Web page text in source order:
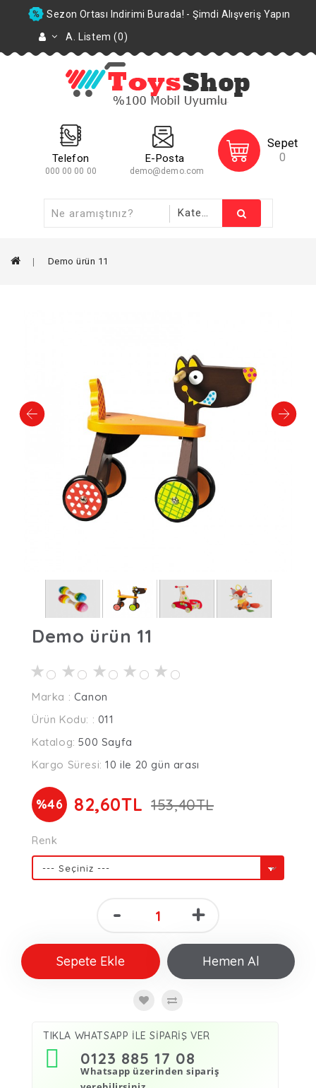
Sezon Ortası Indirimi Burada! - Şimdi Alışveriş Yapın
A. Listem (0)
Telefon
000 00 00 00
E-Posta
demo@demo.com
Sepet
0
Demo ürün 11
Demo ürün 11
★
★
★
★
★
Marka : Canon
Ürün Kodu: : 011
Katalog:500 Sayfa
Kargo Süresi:10 ile 20 gün arası
%46 82,60TL 153,40TL
Renk
- +
Sepete Ekle Hemen Al
TIKLA WHATSAPP İLE SİPARİŞ VER
Whatsapp üzerinden sipariş
0123 885 17 08